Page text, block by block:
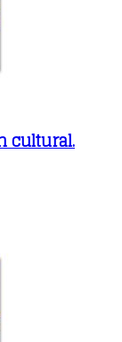
cultural.